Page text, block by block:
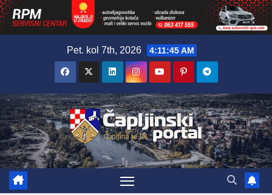
Pet. kol 7th, 2026 4:11:46 AM